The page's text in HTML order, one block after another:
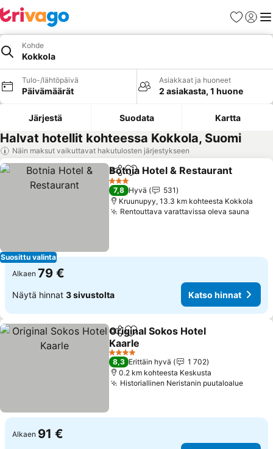
Suosikit
Kohde
Kokkola
Tulo-/lähtöpäivä
Päivämäärät
Asiakkaat ja huoneet
2 asiakasta, 1 huone
Järjestä Suodata Kartta
Halvat hotellit kohteessa Kokkola, Suomi
Näin maksut vaikuttavat hakutulosten järjestykseen
Suosittu valinta
Jaa Lisää suosikkeihin
Botnia Hotel & Restaurant
3 Tähtiluokitus
7,8 Hyvä
531
Kruunupyy, 13.3 km kohteesta Kokkola
Rentouttava varattavissa oleva sauna
Alkaen 79 €
Näytä hinnat 3 sivustolta Katso hinnat
Jaa Lisää suosikkeihin
Original Sokos Hotel
Kaarle
4 Tähtiluokitus
8,3 Erittäin hyvä
1 702
0.2 km kohteesta Keskusta
Historiallinen Neristanin puutaloalue
Alkaen 91 €